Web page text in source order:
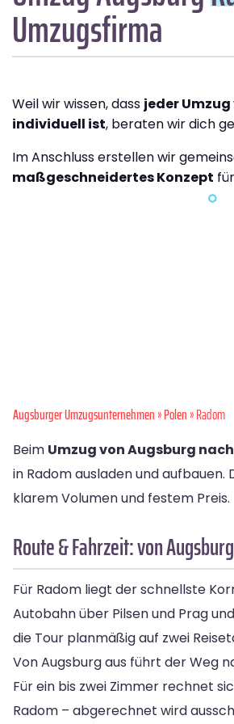
Umzugsfirma
Weil wir wissen, dass jeder
individuell ist, beraten wir dich
Im Anschluss erstellen wir
maßgeschneidertes Konzept
Augsburger Umzugsunternehmen»Polen» Radom
Beim Umzug von Augsburg
in Radom ausladen und
klarem Volumen und festem Preis.
Route & Fahrzeit: von
Für Radom liegt der schnellste
Autobahn über Pilsen und Prag
die Tour planmäßig auf zwei
Von Augsburg aus führt der Weg
Für ein bis zwei Zimmer rechnet
Radom – abgerechnet wird